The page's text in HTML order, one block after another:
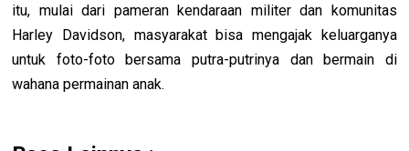
itu, mulai dari pameran kendaraan militer dan komunitas
Harley Davidson, masyarakat bisa mengajak keluarganya
untuk foto-foto bersama putra-putrinya dan bermain di
wahana permainan anak.